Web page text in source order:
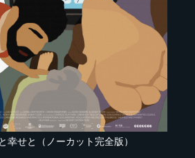
幸せと（ノーカット完全版）